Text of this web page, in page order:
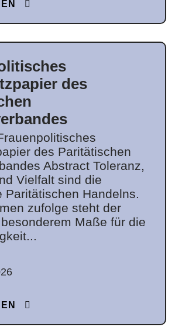
des
des Paritätischen
Abstract Toleranz,
Vielfalt sind die
Paritätischen Handelns.
zufolge steht der
Maße für die